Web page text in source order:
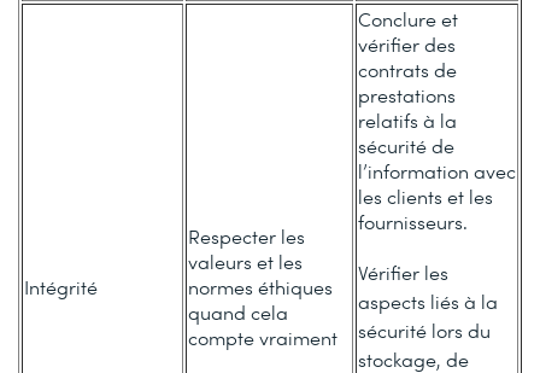
Intégrité
Respecter les
valeurs et les
normes éthiques
quand cela
compte vraiment
Conclure et
vérifier des
contrats de
prestations
relatifs à la
sécurité de
l’information avec
les clients et les
fournisseurs.
Vérifier les
aspects liés à la
sécurité lors du
stockage, de